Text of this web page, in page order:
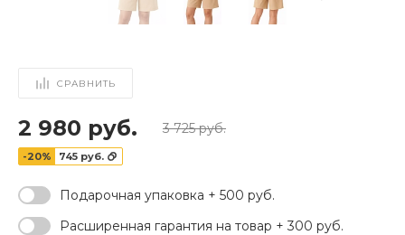
СРАВНИТЬ
2 980 руб. 3 725 руб.
-20% 745 руб.
Подарочная упаковка + 500 руб.
Расширенная гарантия на товар + 300 руб.